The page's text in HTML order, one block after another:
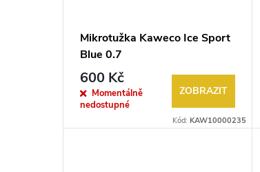
Mikrotužka Kaweco Ice Sport
Blue 0.7
600 Kč
Momentálně
nedostupné
ZOBRAZIT
Kód:KAW10000235